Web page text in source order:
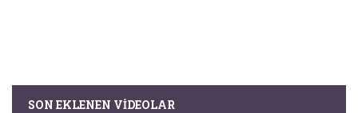
SON EKLENEN VIDEOLAR